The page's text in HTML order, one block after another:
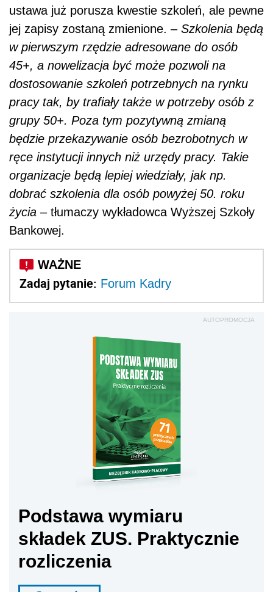
ustawa już porusza kwestie szkoleń, ale pewne
jej zapisy zostaną zmienione. – Szkolenia będą
w pierwszym rzędzie adresowane do osób
45+, a nowelizacja być może pozwoli na
dostosowanie szkoleń potrzebnych na rynku
pracy tak, by trafiały także w potrzeby osób z
grupy 50+. Poza tym pozytywną zmianą
będzie przekazywanie osób bezrobotnych w
ręce instytucji innych niż urzędy pracy. Takie
organizacje będą lepiej wiedziały, jak np.
dobrać szkolenia dla osób powyżej 50. roku
życia – tłumaczy wykładowca Wyższej Szkoły
Bankowej.
Zadaj pytanie: Forum Kadry
AUTOPROMOCJA
Podstawa wymiaru
składek ZUS. Praktycznie
rozliczenia